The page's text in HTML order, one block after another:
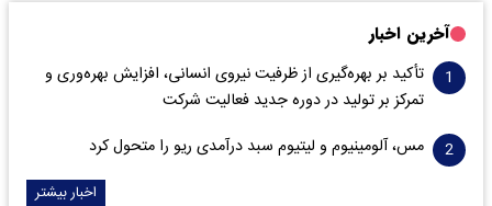
آخرین اخبار
تأکید بر بهره‌گیری از ظرفیت نیروی انسانی، افزایش بهره‌وری و
تمرکز بر تولید در دوره جدید فعالیت شرکت
مس، آلومینیوم و لیتیوم سبد درآمدی ریو را متحول کرد
اخبار بیشتر